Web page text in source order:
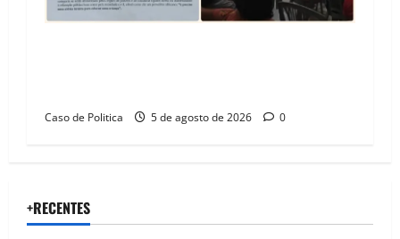
Caso de Politica 5 de agosto de 2026 0
+RECENTES